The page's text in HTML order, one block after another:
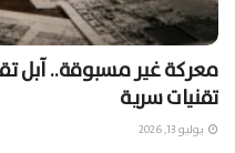
تقنيات سرية
يوليو 13, 2026